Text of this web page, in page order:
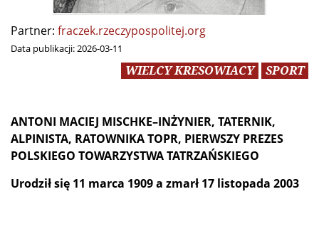
Partner: fraczek.rzeczypospolitej.org
Data publikacji:2026-03-11
WIELCY KRESOWIACY SPORT
ANTONI MACIEJ MISCHKE–INŻYNIER, TATERNIK,
ALPINISTA, RATOWNIKA TOPR, PIERWSZY PREZES
POLSKIEGO TOWARZYSTWA TATRZAŃSKIEGO
Urodził się 11 marca 1909 a zmarł 17 listopada 2003